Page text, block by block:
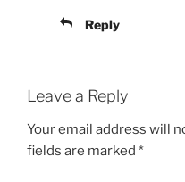
Reply
Leave a Reply
Your email address will
fields are marked *